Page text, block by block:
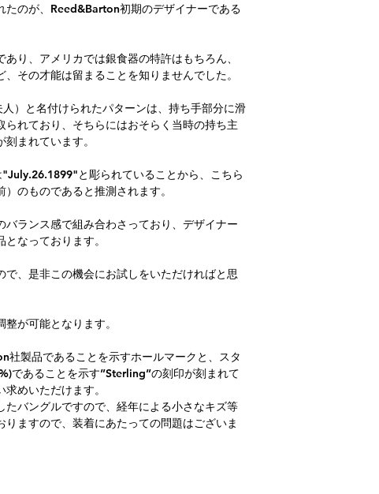
たのが、Reed&Barton初期のデザイナーである
り、アメリカでは銀食器の特許はもちろん、
その才能は留まることを知りませんでした。
）と名付けられたパターンは、持ち手部分に滑
られており、そちらにはおそらく当時の持ち主
まれています。
と彫られていることから、こちら
のものであると推測されます。
バランス感で組み合わさっており、デザイナー
なっております。
で、是非この機会にお試しをいただければと思
が可能となります。
製品であることを示すホールマークと、スタ
であることを示す”Sterling”の刻印が刻まれて
めいただけます。
バングルですので、経年による小さなキズ等
ますので、装着にあたっての問題はございま